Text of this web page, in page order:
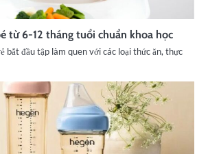
từ 6-12 tháng tuổi chuẩn khoa học
bắt đầu tập làm quen với các loại thức ăn, thực